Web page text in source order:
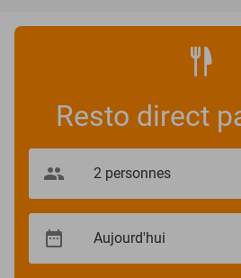
Resto direct